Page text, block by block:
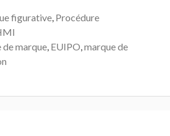
figurative, Procédure
de marque, EUIPO,marque de